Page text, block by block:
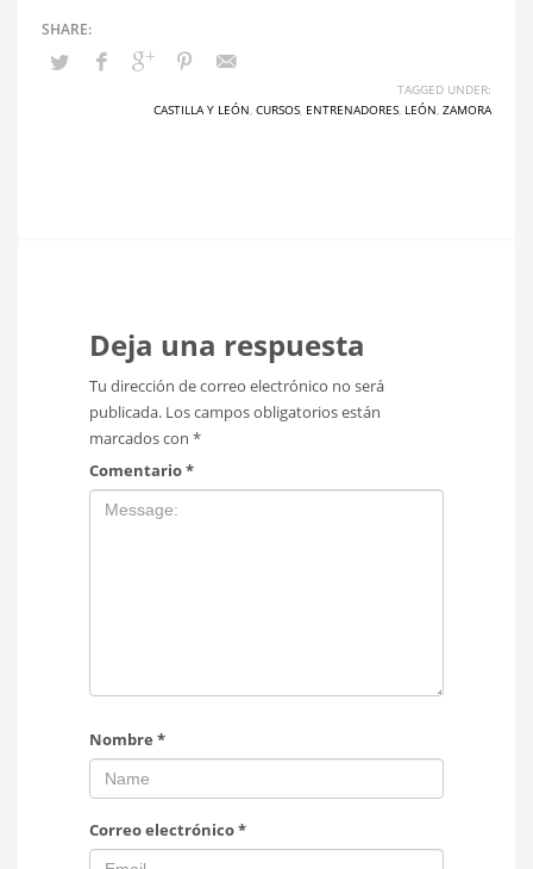
TAGGED UNDER:
CASTILLA Y LEÓN CURSOS ENTRENADORES LEÓN ZAMORA
Deja una respuesta
Tu dirección de correo electrónico no será
publicada. Los campos obligatorios están
marcados con *
Comentario*
Nombre *
Correo electrónico*